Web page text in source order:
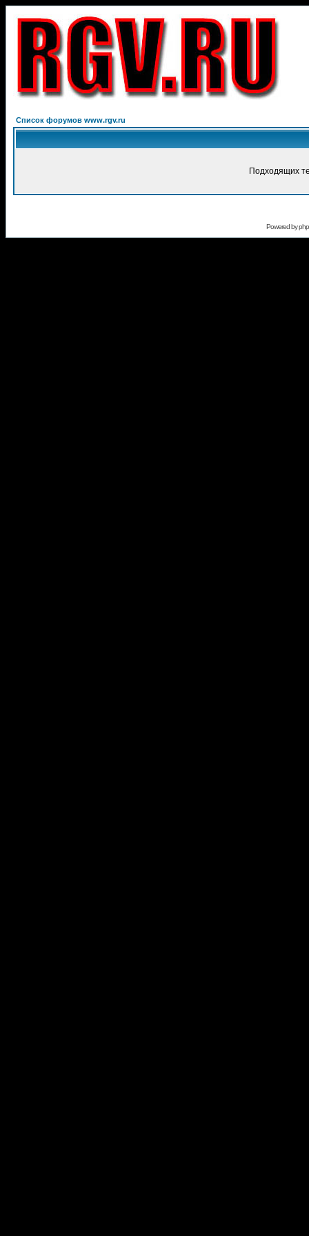
Список форумов www.rgv.ru
Подходящих
Powered by